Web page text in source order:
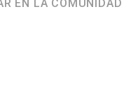
EN LA COMUNIDAD